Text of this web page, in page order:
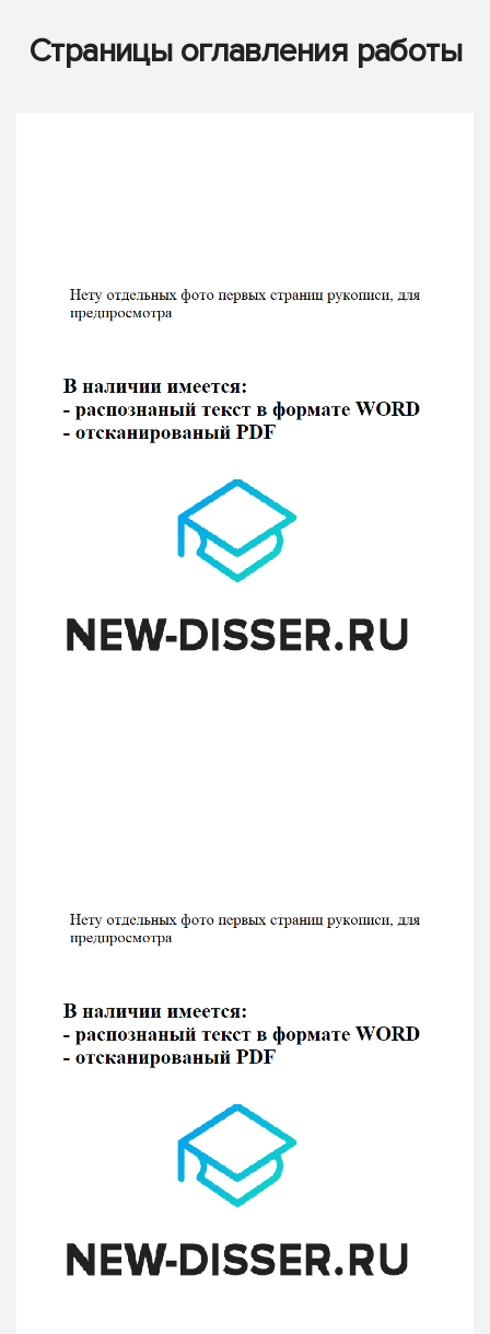
Страницы оглавления работы